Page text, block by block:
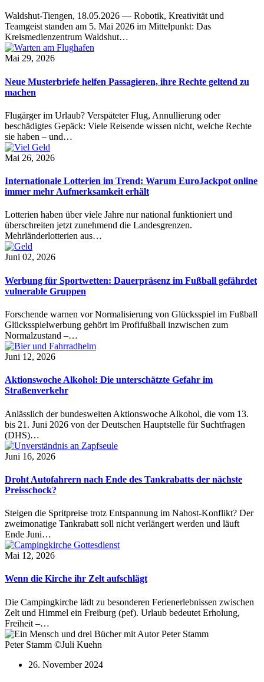
Waldshut-Tiengen, 18.05.2026 — Robotik, Kreativität und
Teamgeist standen am 5. Mai 2026 im Mittelpunkt: Das
Kreismedienzentrum Waldshut…
Mai 29, 2026
Neue Musterbriefe helfen Passagieren, ihre Rechte geltend zu
machen
Flugärger im Urlaub? Verspäteter Flug, Annullierung oder
beschädigtes Gepäck: Viele Reisende wissen nicht, welche Rechte
sie haben – und…
Mai 26, 2026
Internationale Lotterien im Trend: Warum EuroJackpot online
immer mehr Aufmerksamkeit erhält
Lotterien haben über viele Jahre nur national funktioniert und
überschreiten jetzt zunehmend die Landesgrenzen.
Mehrländerlotterien aus…
Juni 02, 2026
Werbung für Sportwetten: Dauerpräsenz im Fußball gefährdet
vulnerable Gruppen
Forschende warnen vor Normalisierung von Glücksspiel im Fußball
Glücksspielwerbung gehört im Profifußball inzwischen zum
Normalzustand –…
Juni 12, 2026
Aktionswoche Alkohol: Die unterschätzte Gefahr im
Straßenverkehr
Anlässlich der bundesweiten Aktionswoche Alkohol, die vom 13.
bis 21. Juni 2026 von der Deutschen Hauptstelle für Suchtfragen
(DHS)…
Juni 16, 2026
Droht Autofahrern nach Ende des Tankrabatts der nächste
Preisschock?
Steigen die Spritpreise trotz Entspannung im Nahost-Konflikt? Der
zweimonatige Tankrabatt soll nicht verlängert werden und läuft
Ende Juni…
Mai 12, 2026
Wenn die Kirche ihr Zelt aufschlägt
Die Campingkirche lädt zu besonderen Ferienerlebnissen zwischen
Zelt und Himmel ein Freiburg (pef). Urlaub bedeutet Erholung,
Freiheit –…
Peter Stamm ©Juli Kuehn
26. November 2024